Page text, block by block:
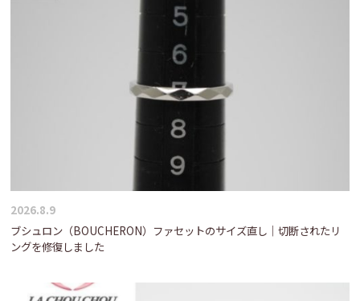
2026.8.9
ブシュロン（BOUCHERON）ファセットのサイズ直し｜切断されたリ
ングを修復しました